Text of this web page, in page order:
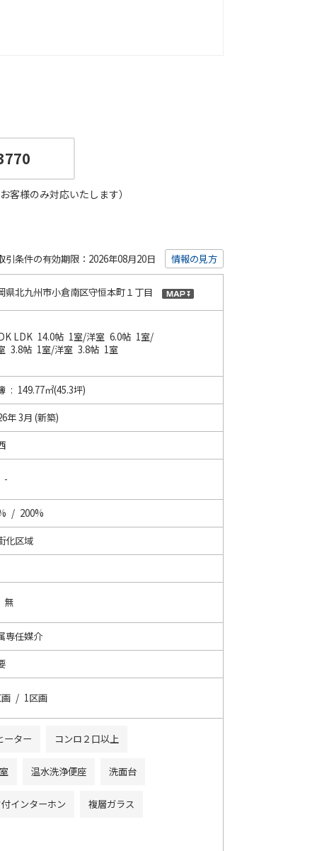
客様のみ対応いたします）
引条件の有効期限：2026年08月20日 情報の見方
県北九州市小倉南区守恒本町１丁目
LDK 14.0帖 1室/洋室 6.0帖 1室/
3.8帖 1室/洋室 3.8帖 1室
: 149.77㎡(45.3坪)
年 3月 (新築)
-
/ 200%
化区域
専任媒介
画 / 1区画
ーター コンロ２口以上
温水洗浄便座 洗面台
インターホン 複層ガラス